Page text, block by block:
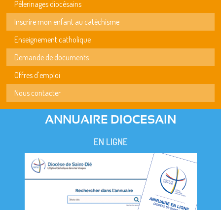
Pèlerinages diocésains
Inscrire mon enfant au catéchisme
Enseignement catholique
Demande de documents
Offres d'emploi
Nous contacter
ANNUAIRE DIOCESAIN
EN LIGNE